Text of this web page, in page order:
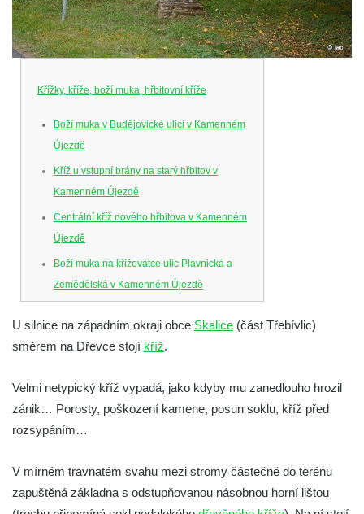
Křížky, kříže, boží muka, hřbitovní kříže
Boží muka v Budějovické ulici v Kamenném
Újezdě
Kříž u vstupní brány na starý hřbitov v
Kamenném Újezdě
Centrální kříž nového hřbitova v Kamenném
Újezdě
Boží muka na křižovatce ulic Plavnická a
Zemědělská v Kamenném Újezdě
v Kamenném Újezdě
Kříž na křižovatce ulic 5. května a Dělnická
Kříž v Dělnické ulici v Kamenném Újezdě
Boží muka na křižovatce ulic Latrán a K
Centrální kříž hřbitova ve Velešíně
Kříž u kostela svatého Václava ve Velešíně
U silnice na západním okraji obce Skalice (část Třebívlic)
směrem na Dřevce stojí kříž.
Velmi netypický kříž vypadá, jako kdyby mu zanedlouho hrozil
zánik… Porosty, poškození kamene, posun soklu, kříž před
rozsypáním…
V mírném travnatém svahu mezi stromy částečně do terénu
zapuštěná základna s odstupňovanou násobnou horní lištou